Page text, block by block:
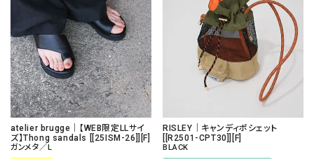
atelier brugge｜【WEB限定LLサイ
ズ】Thong sandals [[25ISM-26]][F]
ガンメタ／L
RISLEY｜キャンディポシェット
[[R2501-CPT30]][F]
BLACK